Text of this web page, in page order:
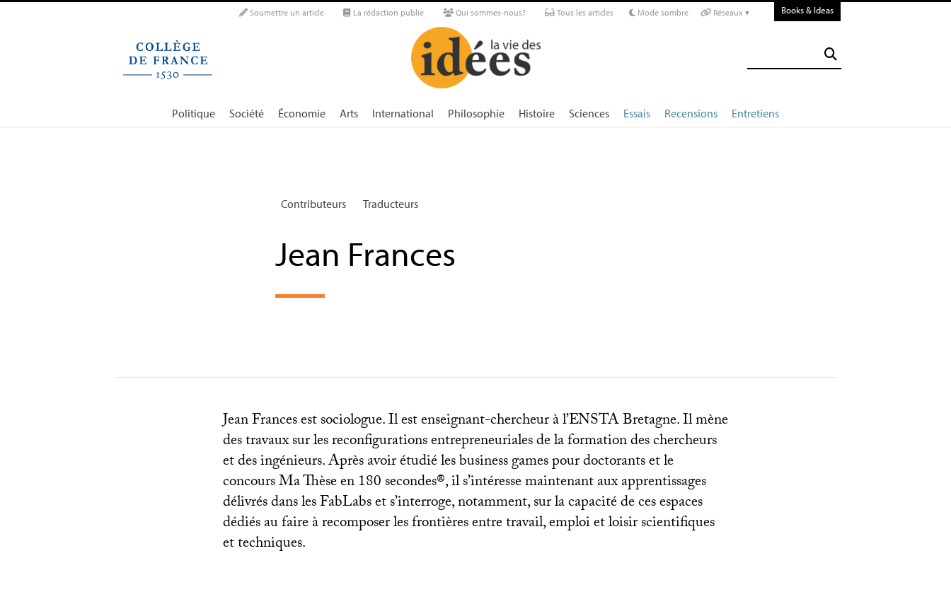
Soumettre un article La rédaction publie Qui sommes-nous? Tous les articles Mode sombre Réseaux ▾ Books & Ideas
Politique Société Économie Arts International Philosophie Histoire Sciences Essais Recensions Entretiens
Contributeurs Traducteurs
Jean Frances
Jean Frances est sociologue. Il est enseignant-chercheur à l’ENSTABretagne. Il mène
des travaux sur les reconfigurations entrepreneuriales de la formation des chercheurs
et des ingénieurs. Après avoir étudié les business games pour doctorants et le
concours Ma Thèse en 180 secondes®, il s’intéresse maintenant aux apprentissages
délivrés dans les FabLabs et s’interroge, notamment, sur la capacité de ces espaces
dédiés au faire à recomposer les frontières entre travail, emploi et loisir scientifiques
et techniques.